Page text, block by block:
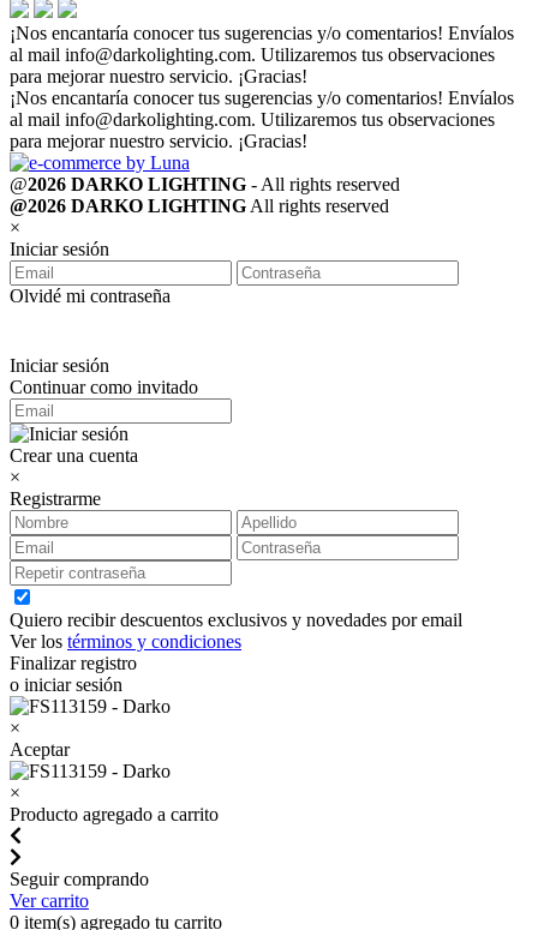
¡Nos encantaría conocer tus sugerencias y/o comentarios! Envíalos
al mail info@darkolighting.com. Utilizaremos tus observaciones
para mejorar nuestro servicio. ¡Gracias!
¡Nos encantaría conocer tus sugerencias y/o comentarios! Envíalos
al mail info@darkolighting.com. Utilizaremos tus observaciones
para mejorar nuestro servicio. ¡Gracias!
@2026 DARKO LIGHTING - All rights reserved
@2026 DARKO LIGHTINGAll rights reserved
×
Iniciar sesión
Olvidé mi contraseña
Iniciar sesión
Continuar como invitado
Crear una cuenta
×
Registrarme
Quiero recibir descuentos exclusivos y novedades por email
Ver los términos y condiciones
Finalizar registro
o iniciar sesión
×
Aceptar
×
Producto agregado a carrito
Seguir comprando
Ver carrito
0 item(s) agregado tu carrito